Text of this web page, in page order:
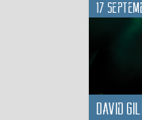
17
David